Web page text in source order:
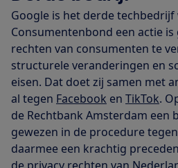
Google is het derde
Consumentenbond een actie
rechten van consumenten te
structurele veranderingen en
eisen. Dat doet zij samen met
al tegen Facebook en TikTok.
de Rechtbank Amsterdam een
gewezen in de procedure
daarmee een krachtig